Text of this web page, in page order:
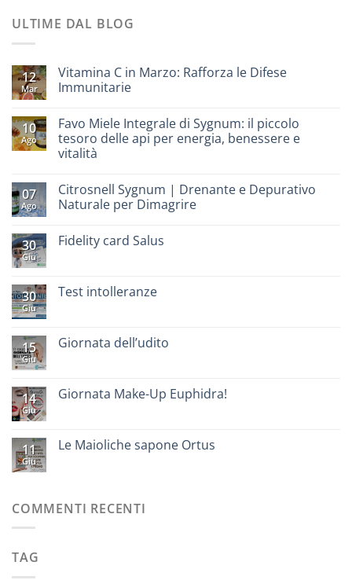
ULTIME DAL BLOG
12
Mar
Vitamina C in Marzo: Rafforza le Difese
Immunitarie
10
Ago
Favo Miele Integrale di Sygnum: il piccolo
tesoro delle api per energia, benessere e
vitalità
07
Ago
Citrosnell Sygnum | Drenante e Depurativo
Naturale per Dimagrire
30
Giu
Fidelity card Salus
30
Giu
Test intolleranze
15
Giu
Giornata dell’udito
14
Giu
Giornata Make-Up Euphidra!
11
Giu
Le Maioliche sapone Ortus
COMMENTI RECENTI
TAG